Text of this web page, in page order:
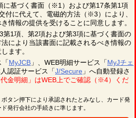
に基づく書面（※1）および第17条第1項
付に代えて、電磁的方法（※3）により、
情報の提供を受けることに同意します。
第1項、第2項および第3項に基づく書面の
により当該書面に記載されるべき情報の
ます。
MyJCB 」、WEB明細サービス「MyJチェ
人認証サービス「J/Secure 」へ自動登録さ
代金明細」はWEB上でご確認（※4）くだ
タン押下により承認されたとみなし、カード発
発行会社の手続きに準じます。